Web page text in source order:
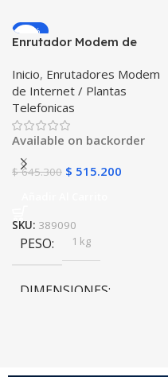
COLOR
Negro,Azul , Verde ,Rosa
Azul Oscuro
-20%
Enrutador Modem de
Libre Todo Operador 4G
LTE SIMCARD
Inicio, Enrutadores Modem
de Internet / Plantas
Telefonicas
Available on backorder
$645.300 $ 515.200
SKU: 389090
PESO 1 kg
DIMENSIONES